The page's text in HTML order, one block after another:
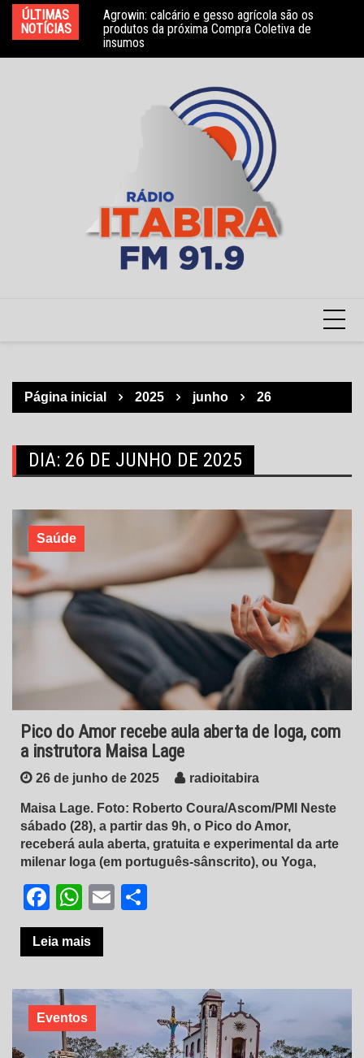
para
conteúdo
ÚLTIMAS
NOTÍCIAS
Agrowin: calcário e gesso agrícola são os
produtos da próxima Compra Coletiva de
insumos
Novo convênio com a Associação Nosso Lar
garante atendimento a crianças com TEA
Página inicial 2025 junho 26
DIA: 26 DE JUNHO DE 2025
Saúde
Pico do Amor recebe aula aberta de Ioga, com
a instrutora Maisa Lage
26 de junho de 2025 radioitabira
Maisa Lage. Foto: Roberto Coura/Ascom/PMI Neste
sábado (28), a partir das 9h, o Pico do Amor,
receberá aula aberta, gratuita e experimental da arte
milenar Ioga (em português-sânscrito), ou Yoga,
Facebook
WhatsApp
Email
Leia mais
Eventos